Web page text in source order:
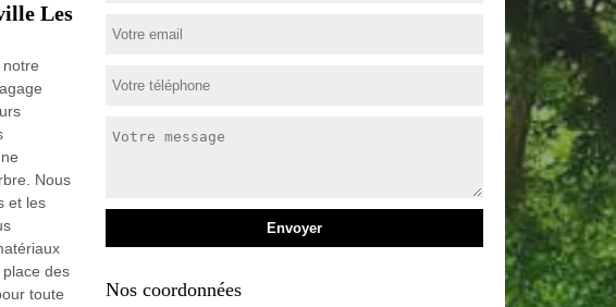
Les
notre
Nous
et les
des
toute
Nos coordonnées